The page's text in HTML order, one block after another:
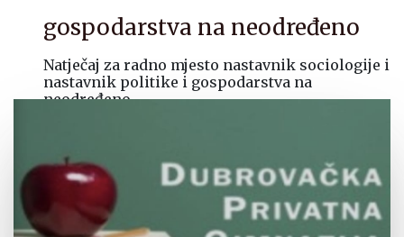
gospodarstva na neodređeno
Natječaj za radno mjesto nastavnik sociologije i
nastavnik politike i gospodarstva na
neodređeno